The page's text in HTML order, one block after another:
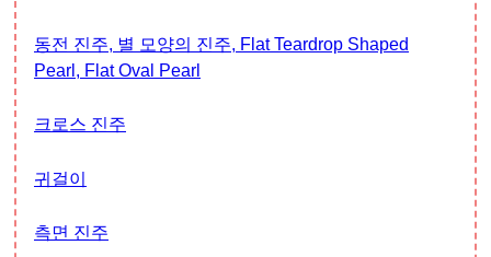
동전 진주, 별 모양의 진주, Flat Teardrop Shaped
Pearl, Flat Oval Pearl
크로스 진주
귀걸이
측면 진주